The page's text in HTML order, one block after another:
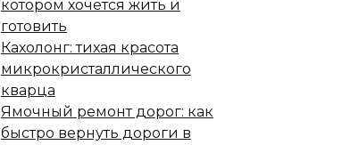
котором хочется жить и
готовить
Кахолонг: тихая красота
микрокристаллического
кварца
Ямочный ремонт дорог: как
быстро вернуть дороги в